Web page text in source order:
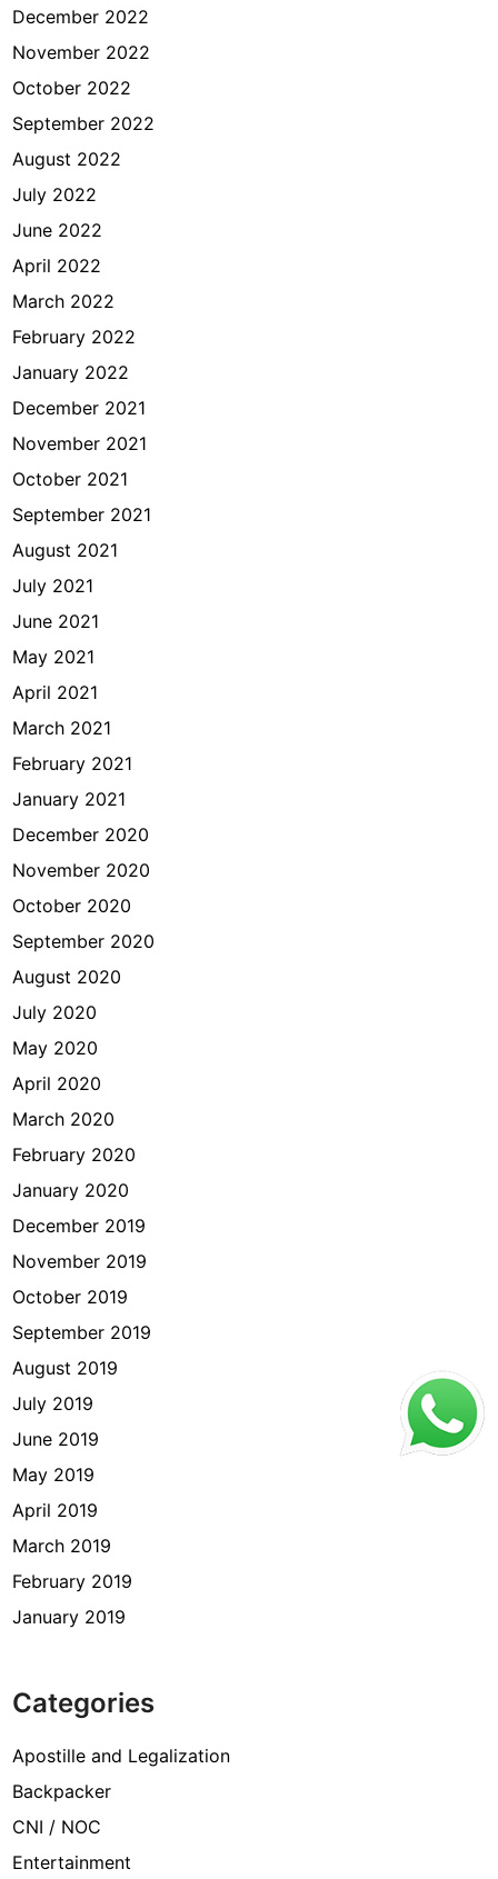
December 2022
November 2022
October 2022
September 2022
August 2022
July 2022
June 2022
April 2022
March 2022
February 2022
January 2022
December 2021
November 2021
October 2021
September 2021
August 2021
July 2021
June 2021
May 2021
April 2021
March 2021
February 2021
January 2021
December 2020
November 2020
October 2020
September 2020
August 2020
July 2020
May 2020
April 2020
March 2020
February 2020
January 2020
December 2019
November 2019
October 2019
September 2019
August 2019
July 2019
June 2019
May 2019
April 2019
March 2019
February 2019
January 2019
Categories
Apostille and Legalization
Backpacker
CNI / NOC
Entertainment